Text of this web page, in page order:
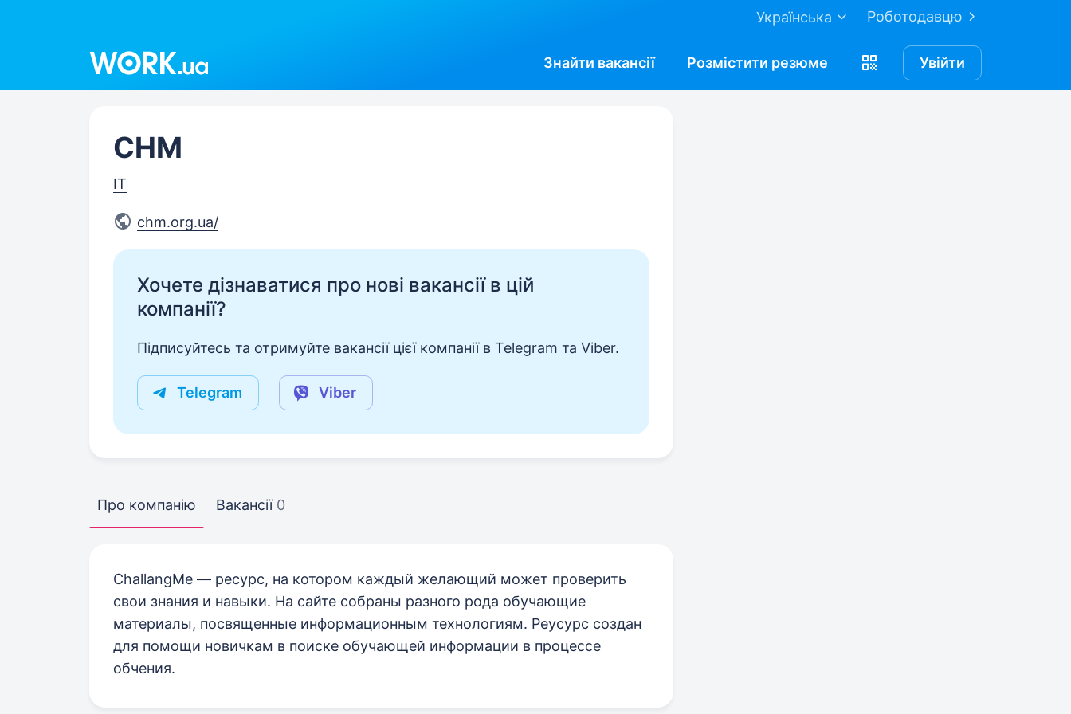
Роботодавцю
Українська
Знайти вакансії Розмістити резюме Увійти
CHM
IT
chm.org.ua/
Хочете дізнаватися про нові вакансії в цій
компанії?
Підписуйтесь та отримуйте вакансії цієї компанії в Telegram та Viber.
Telegram Viber
Про компанію Вакансії 0
ChallangMe — ресурс, на котором каждый желающий может проверить
свои знания и навыки. На сайте собраны разного рода обучающие
материалы, посвященные информационным технологиям. Реусурс создан
для помощи новичкам в поиске обучающей информации в процессе
обчения.